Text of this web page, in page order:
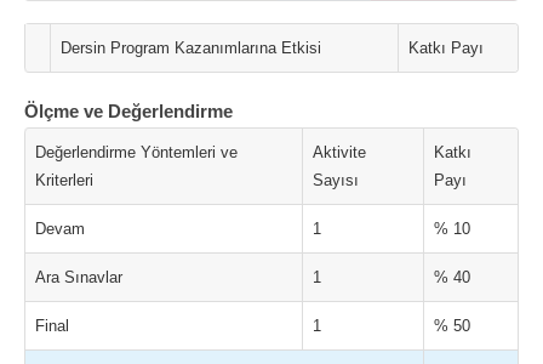
Dersin Program Kazanımlarına Etkisi Katkı Payı
Ölçme ve Değerlendirme
Değerlendirme Yöntemleri ve
Kriterleri
Aktivite
Sayısı
Katkı
Payı
Devam 1 % 10
Ara Sınavlar 1 % 40
Final 1 % 50